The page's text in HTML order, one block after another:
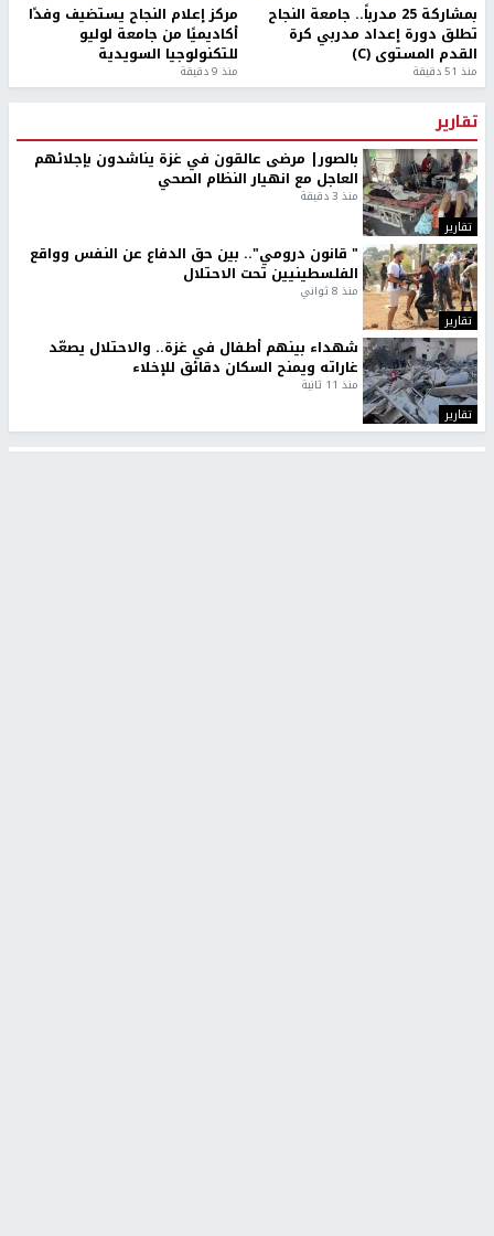
بمشاركة 25 مدرباً.. جامعة النجاح
تطلق دورة إعداد مدربي كرة
القدم المستوى (C)
منذ 51 دقيقة
مركز إعلام النجاح يستضيف وفدًا
أكاديميًا من جامعة لوليو
للتكنولوجيا السويدية
منذ 9 دقيقة
تقارير
تقارير
بالصور| مرضى عالقون في غزة يناشدون بإجلائهم
العاجل مع انهيار النظام الصحي
منذ 3 دقيقة
تقارير
" قانون درومي".. بين حق الدفاع عن النفس وواقع
الفلسطينيين تحت الاحتلال
منذ 8 ثواني
تقارير
شهداء بينهم أطفال في غزة.. والاحتلال يصعّد
غاراته ويمنح السكان دقائق للإخلاء
منذ 11 ثانية